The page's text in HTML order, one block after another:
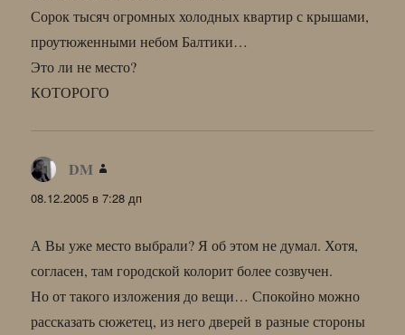
Сорок тысяч огромных холодных квартир с крышами,
проутюженными небом Балтики…
Это ли не место?
КОТОРОГО
DM
08.12.2005 в 7:28 дп
А Вы уже место выбрали? Я об этом не думал. Хотя,
согласен, там городской колорит более созвучен.
Но от такого изложения до вещи… Спокойно можно
рассказать сюжетец, из него дверей в разные стороны